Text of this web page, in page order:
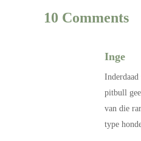
10 Comments
Inge
Inderdaad
pitbull
van die
type